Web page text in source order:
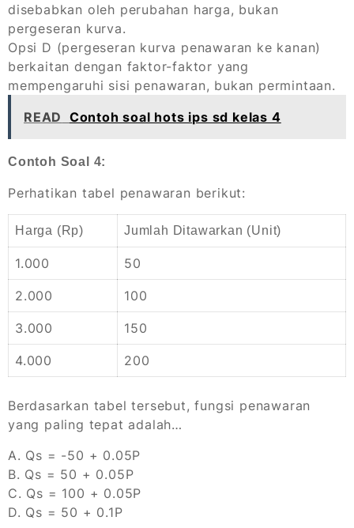
disebabkan oleh perubahan harga, bukan
pergeseran kurva.
Opsi D (pergeseran kurva penawaran ke kanan)
berkaitan dengan faktor-faktor yang
mempengaruhi sisi penawaran, bukan permintaan.
READ Contoh soal hots ips sd kelas 4
Contoh Soal 4:
Perhatikan tabel penawaran berikut:
Harga (Rp) Jumlah Ditawarkan (Unit)
1.000 50
2.000 100
3.000 150
4.000 200
Berdasarkan tabel tersebut, fungsi penawaran
yang paling tepat adalah…
A. Qs = -50 + 0.05P
B. Qs = 50 + 0.05P
C. Qs = 100 + 0.05P
D. Qs = 50 + 0.1P